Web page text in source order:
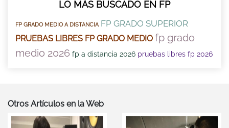
LO MÁS BUSCADO EN FP
FP GRADO MEDIO A DISTANCIA FP GRADO SUPERIOR
PRUEBAS LIBRES FP GRADO MEDIO fp grado
medio 2026 fp a distancia 2026 pruebas libres fp 2026
Otros Artículos en la Web